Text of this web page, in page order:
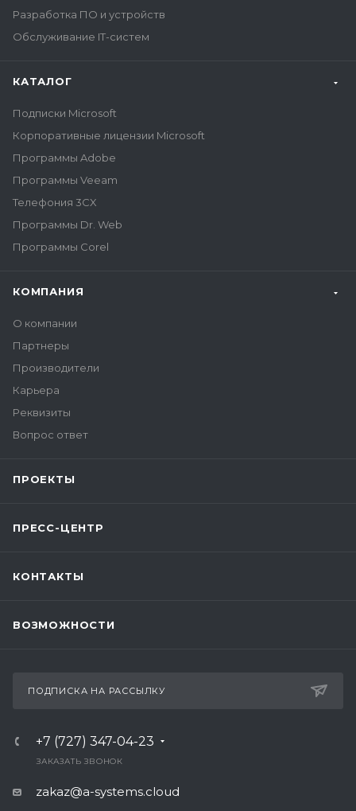
Разработка ПО и устройств
Обслуживание IT-систем
КАТАЛОГ
Подписки Microsoft
Корпоративные лицензии Microsoft
Программы Adobe
Программы Veeam
Телефония 3CX
Программы Dr. Web
Программы Corel
КОМПАНИЯ
О компании
Партнеры
Производители
Карьера
Реквизиты
Вопрос ответ
ПРОЕКТЫ
ПРЕСС-ЦЕНТР
КОНТАКТЫ
ВОЗМОЖНОСТИ
ПОДПИСКА НА РАССЫЛКУ
+7 (727) 347-04-23
ЗАКАЗАТЬ ЗВОНОК
zakaz@a-systems.cloud